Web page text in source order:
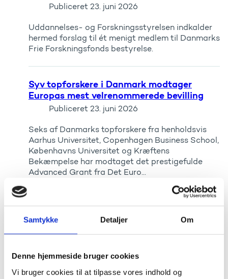
Samtykke Detaljer Om
Denne hjemmeside bruger cookies
Vi bruger cookies til at tilpasse vores indhold og
Publiceret 23. juni 2026
Uddannelses- og Forskningsstyrelsen indkalder
hermed forslag til ét menigt medlem til Danmarks
Frie Forskningsfonds bestyrelse.
Syv topforskere i Danmark modtager
Europas mest velrenommerede bevilling
Publiceret 23. juni 2026
Seks af Danmarks topforskere fra henholdsvis
Aarhus Universitet, Copenhagen Business School,
Københavns Universitet og Kræftens
Bekæmpelse har modtaget det prestigefulde
Advanced Grant fra Det Euro...
Nordplus støtter 360 nye
uddannelsesprojekter
Publiceret 01. juni 2026
360 nye uddannelsesprojekter har fået støtte
bevilligede projekter deltager 338 danske